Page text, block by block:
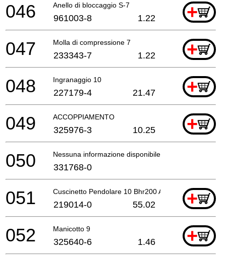
Anello di bloccaggio S-7 +
046 961003-8 1.22
Molla di compressione 7 +
047 233343-7 1.22
Ingranaggio 10 +
048 227179-4 21.47
ACCOPPIAMENTO +
049 325976-3 10.25
Nessuna informazione disponibile, non ordinabile
050 331768-0
Cuscinetto Pendolare 10 Bhr200 A +
051 219014-0 55.02
Manicotto 9 +
052 325640-6 1.46